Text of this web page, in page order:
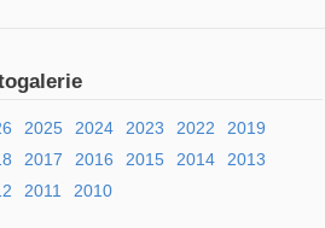
2025 2024 2023 2022
2019
2017 2016 2015 2014
2013
2011 2010